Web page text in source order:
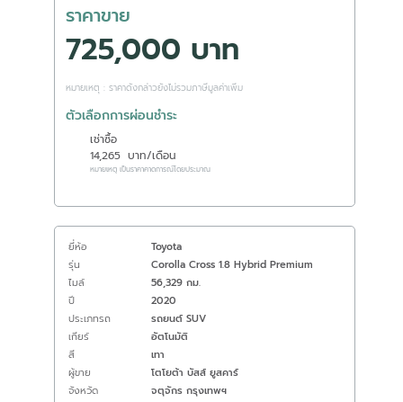
ราคาขาย
725,000 บาท
หมายเหตุ : ราคาดังกล่าวยังไม่รวมภาษีมูลค่าเพิ่ม
ตัวเลือกการผ่อนชำระ
เช่าซื้อ
14,265 บาท/เดือน
หมายเหตุ เป็นราคาคาดการณ์โดยประมาณ
ยี่ห้อ
Toyota
รุ่น
Corolla Cross 1.8 Hybrid Premium
ไมล์
56,329 กม.
ปี
2020
ประเภทรถ
รถยนต์ SUV
เกียร์
อัตโนมัติ
สี
เทา
ผู้ขาย
โตโยต้า บัสส์ ยูสคาร์
จังหวัด
จตุจักร กรุงเทพฯ